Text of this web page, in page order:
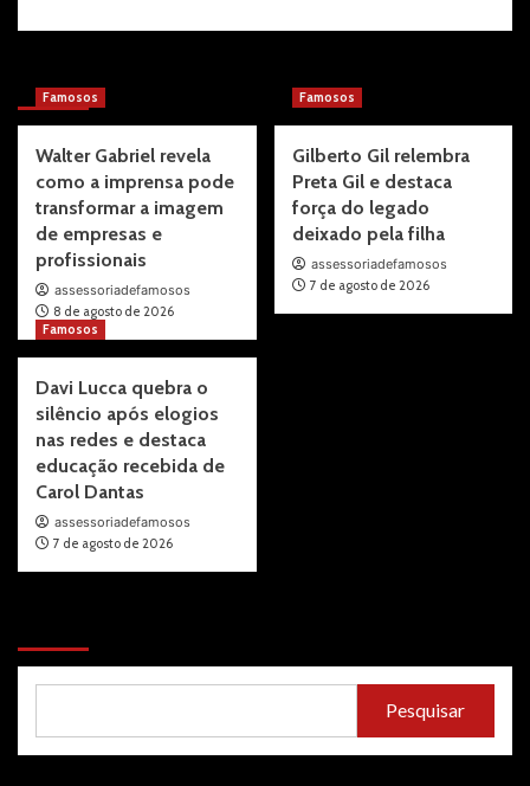
More Stories
Famosos
Walter Gabriel revela
como a imprensa pode
transformar a imagem
de empresas e
profissionais
assessoriadefamosos
8 de agosto de 2026
Famosos
Gilberto Gil relembra
Preta Gil e destaca
força do legado
deixado pela filha
assessoriadefamosos
7 de agosto de 2026
Famosos
Davi Lucca quebra o
silêncio após elogios
nas redes e destaca
educação recebida de
Carol Dantas
assessoriadefamosos
7 de agosto de 2026
Pesquisar